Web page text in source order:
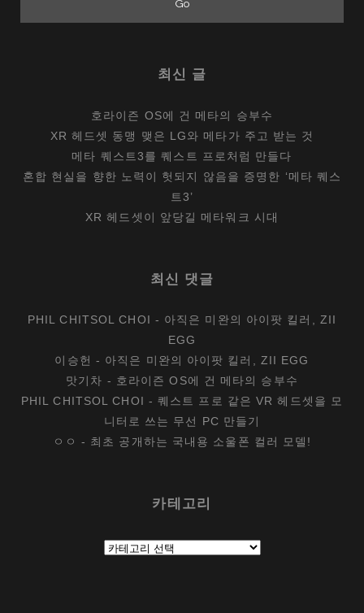
최신 글
호라이즌 OS에 건 메타의 승부수
XR 헤드셋 동맹 맺은 LG와 메타가 주고 받는 것
메타 퀘스트3를 퀘스트 프로처럼 만들다
혼합 현실을 향한 노력이 헛되지 않음을 증명한 ‘메타 퀘스
트3’
XR 헤드셋이 앞당길 메타워크 시대
최신 댓글
PHIL CHITSOL CHOI - 아직은 미완의 아이팟 킬러, ZII
EGG
이승헌 - 아직은 미완의 아이팟 킬러, ZII EGG
맛기차 - 호라이즌 OS에 건 메타의 승부수
PHIL CHITSOL CHOI -퀘스트 프로 같은 VR 헤드셋을 모
니터로 쓰는 무선 PC 만들기
ㅇㅇ - 최초 공개하는 국내용 소울폰 컬러 모델!
카테고리
테